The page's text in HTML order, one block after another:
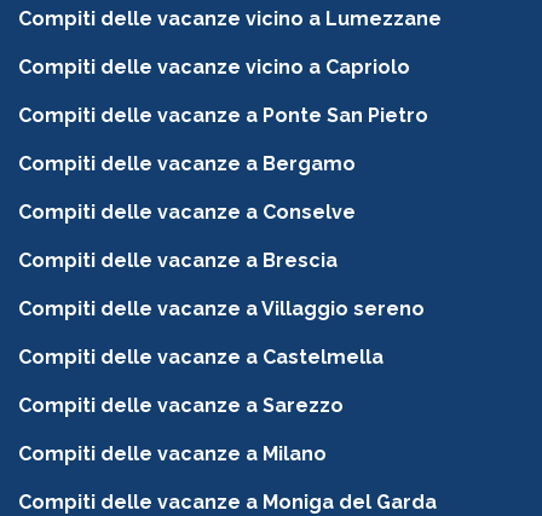
Compiti delle vacanze vicino a Lumezzane
Compiti delle vacanze vicino a Capriolo
Compiti delle vacanze a Ponte San Pietro
Compiti delle vacanze a Bergamo
Compiti delle vacanze a Conselve
Compiti delle vacanze a Brescia
Compiti delle vacanze a Villaggio sereno
Compiti delle vacanze a Castelmella
Compiti delle vacanze a Sarezzo
Compiti delle vacanze a Milano
Compiti delle vacanze a Moniga del Garda